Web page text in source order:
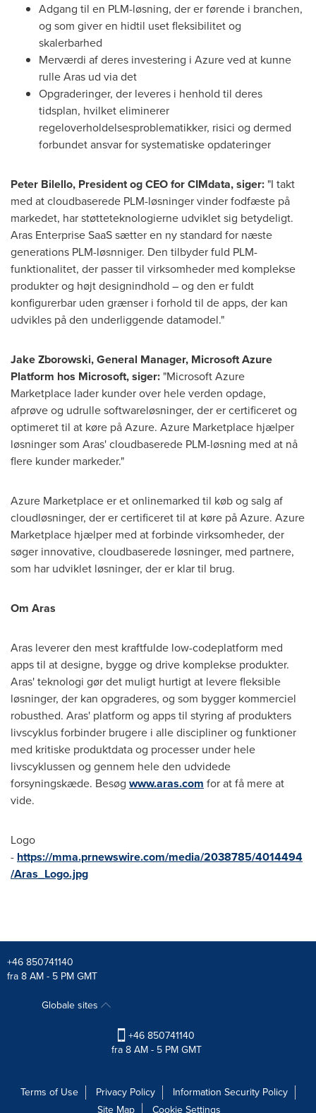
Adgang til en PLM-løsning, der er førende i branchen,
og som giver en hidtil uset fleksibilitet og
skalerbarhed
Merværdi af deres investering i Azure ved at kunne
rulle Aras ud via det
Opgraderinger, der leveres i henhold til deres
tidsplan, hvilket eliminerer
regeloverholdelsesproblematikker, risici og dermed
forbundet ansvar for systematiske opdateringer
Peter Bilello, President og CEO for CIMdata, siger: "I takt
med at cloudbaserede PLM-løsninger vinder fodfæste på
markedet, har støtteteknologierne udviklet sig betydeligt.
Aras Enterprise SaaS sætter en ny standard for næste
generations PLM-løsnniger. Den tilbyder fuld PLM-
funktionalitet, der passer til virksomheder med komplekse
produkter og højt designindhold – og den er fuldt
konfigurerbar uden grænser i forhold til de apps, der kan
udvikles på den underliggende datamodel."
Jake Zborowski, General Manager, Microsoft Azure
Platform hos Microsoft, siger: "Microsoft Azure
Marketplace lader kunder over hele verden opdage,
afprøve og udrulle softwareløsninger, der er certificeret og
optimeret til at køre på Azure. Azure Marketplace hjælper
løsninger som Aras' cloudbaserede PLM-løsning med at nå
flere kunder markeder."
Azure Marketplace er et onlinemarked til køb og salg af
cloudløsninger, der er certificeret til at køre på Azure. Azure
Marketplace hjælper med at forbinde virksomheder, der
søger innovative, cloudbaserede løsninger, med partnere,
som har udviklet løsninger, der er klar til brug.
Om Aras
Aras leverer den mest kraftfulde low-codeplatform med
apps til at designe, bygge og drive komplekse produkter.
Aras' teknologi gør det muligt hurtigt at levere fleksible
løsninger, der kan opgraderes, og som bygger kommerciel
robusthed. Aras' platform og apps til styring af produkters
livscyklus forbinder brugere i alle discipliner og funktioner
med kritiske produktdata og processer under hele
livscyklussen og gennem hele den udvidede
forsyningskæde. Besøg www.aras.com for at få mere at
vide.
Logo
- https://mma.prnewswire.com/media/2038785/4014494
/Aras_Logo.jpg
+46 850741140
fra 8 AM - 5 PM GMT
Globale sites
+46 850741140
fra 8 AM - 5 PM GMT
Terms of Use Privacy Policy
Information Security Policy
Site Map
Cookie Settings